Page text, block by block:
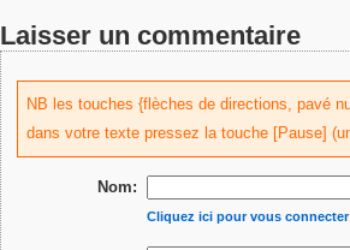
Laisser un commentaire
NB les touches {flèches de directions, pavé
dans votre texte pressez la touche [Pause]
Nom:
Cliquez ici pour vous connecter